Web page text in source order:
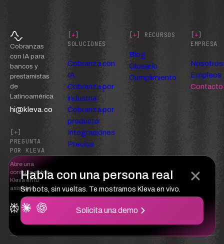
Habla con una persona real
Sin bots, sin vueltas. Te mostramos Kleva en vivo.
Solicita una demo
Cobranzas
con IA para
bancos y
prestamistas
de
Latinoamérica
hi@kleva.co
[+]
PREGUNTA
POR KLEVA
Abre una
consulta sobre
Kleva en tu
asistente
[+]
SOLUCIONES
Cobranza con
IA
Cobranza por
industria
Cobranza por
producto
Integraciones
Precios
[+] RECURSOS
Blog
Glosario
Cumplimiento
[+]
EMPRESA
Nosotros
Empleos
Contacto